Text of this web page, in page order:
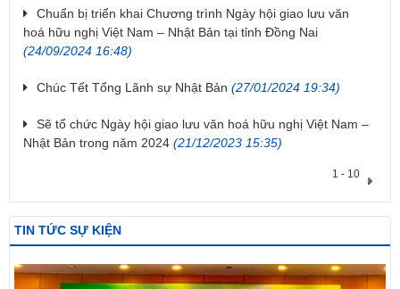
Chuẩn bị triển khai Chương trình Ngày hội giao lưu văn
hoá hữu nghị Việt Nam – Nhật Bản tại tỉnh Đồng Nai
(24/09/2024 16:48)
Chúc Tết Tổng Lãnh sự Nhật Bản (27/01/2024 19:34)
Sẽ tổ chức Ngày hội giao lưu văn hoá hữu nghị Việt Nam –
Nhật Bản trong năm 2024 (21/12/2023 15:35)
1 - 10
TIN TỨC SỰ KIỆN